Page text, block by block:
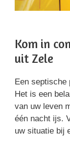
Kom in
uit Zele
Een septische
Het is een
van uw leven
één nacht ijs.
uw situatie bij